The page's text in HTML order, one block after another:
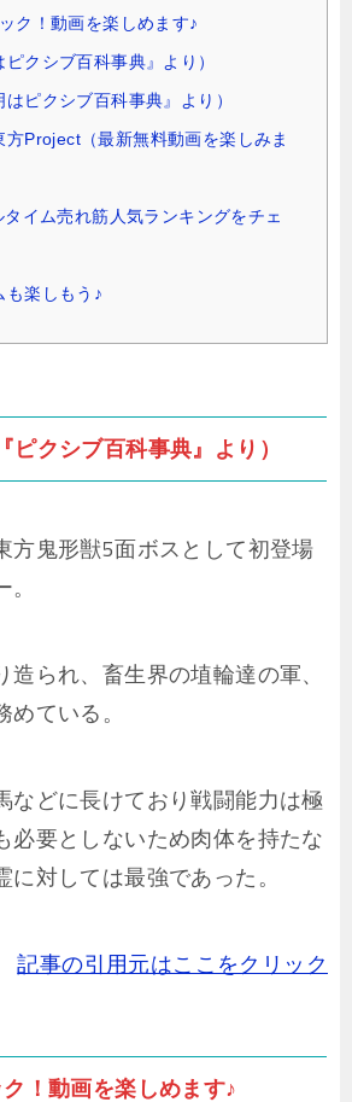
ク！動画を楽しめます♪
クシブ百科事典』より）
ピクシブ百科事典』より）
Project（最新無料動画を楽しみま
イム売れ筋人気ランキングをチェ
も楽しもう♪
クシブ百科事典』より）
方鬼形獣5面ボスとして初登場
られ、畜生界の埴輪達の軍、
ている。
などに長けており戦闘能力は極
必要としないため肉体を持たな
対しては最強であった。
記事の引用元はここをクリック
！動画を楽しめます♪